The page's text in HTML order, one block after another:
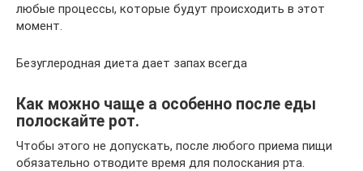
любые процессы, которые будут происходить в этот
момент.
Безуглеродная диета дает запах всегда
Как можно чаще а особенно после еды
полоскайте рот.
Чтобы этого не допускать, после любого приема пищи
обязательно отводите время для полоскания рта.